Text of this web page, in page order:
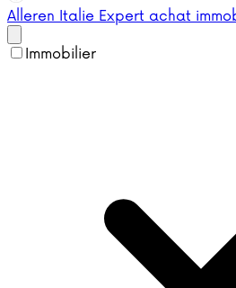
Alleren Italie Expert achat
Immobilier